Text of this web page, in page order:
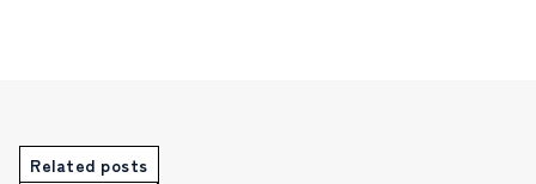
Related posts